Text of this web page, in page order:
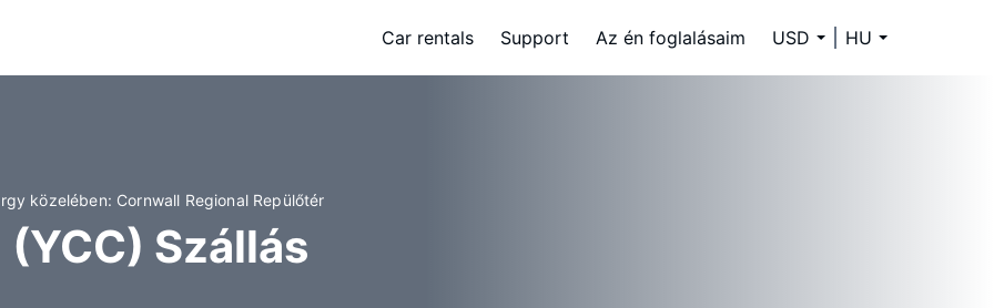
Car rentals Support Az én foglalásaim USD HU
közelében: Cornwall Regional Repülőtér
Szállás